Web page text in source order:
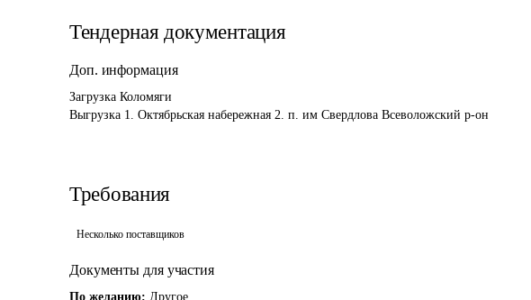
Тендерная документация
Доп. информация
Загрузка Коломяги
Выгрузка 1. Октябрьская набережная 2. п. им Свердлова Всеволожский р-он
Требования
Несколько поставщиков
Документы для участия
По желанию: Другое